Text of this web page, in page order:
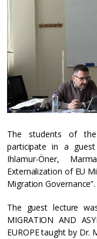
The students of
participate in a
Ihlamur-Öner,
Externalization of EU
Migration Governance”.
The guest lecture
MIGRATION AND
EUROPE taught by Dr.